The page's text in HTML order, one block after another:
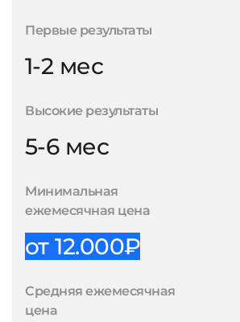
Первые результаты
1-2 мес
Высокие результаты
5-6 мес
Минимальная
ежемесячная цена
от 12.000₽
Средняя ежемесячная
цена